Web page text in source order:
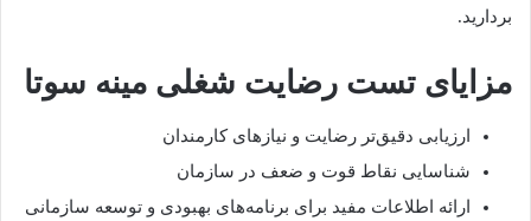
بردارید.
مزایای تست رضایت شغلی مینه سوتا
ارزیابی دقیق‌تر رضایت و نیازهای کارمندان
شناسایی نقاط قوت و ضعف در سازمان
ارائه اطلاعات مفید برای برنامه‌های بهبودی و توسعه سازمانی